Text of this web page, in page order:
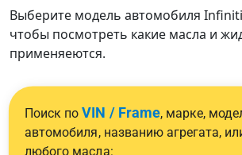
Выберите модель автомобиля Infiniti
чтобы посмотреть какие масла и
применяеются.
Поиск поVIN / Frame, марке,
автомобиля, названию агрегата,
любого масла: